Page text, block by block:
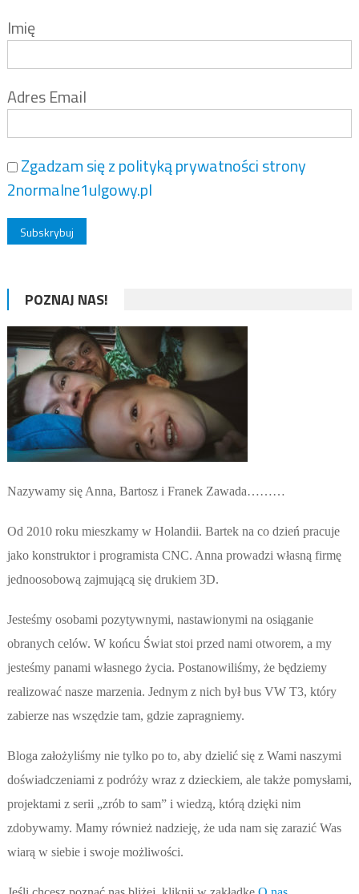
Imię
Adres Email
Zgadzam się z polityką prywatności strony
2normalne1ulgowy.pl
POZNAJ NAS!
Nazywamy się Anna, Bartosz i Franek Zawada………
Od 2010 roku mieszkamy w Holandii. Bartek na co dzień pracuje
jako konstruktor i programista CNC. Anna prowadzi własną firmę
jednoosobową zajmującą się drukiem 3D.
Jesteśmy osobami pozytywnymi, nastawionymi na osiąganie
obranych celów. W końcu Świat stoi przed nami otworem, a my
jesteśmy panami własnego życia. Postanowiliśmy, że będziemy
realizować nasze marzenia. Jednym z nich był bus VW T3, który
zabierze nas wszędzie tam, gdzie zapragniemy.
Bloga założyliśmy nie tylko po to, aby dzielić się z Wami naszymi
doświadczeniami z podróży wraz z dzieckiem, ale także pomysłami,
projektami z serii „zrób to sam” i wiedzą, którą dzięki nim
zdobywamy. Mamy również nadzieję, że uda nam się zarazić Was
wiarą w siebie i swoje możliwości.